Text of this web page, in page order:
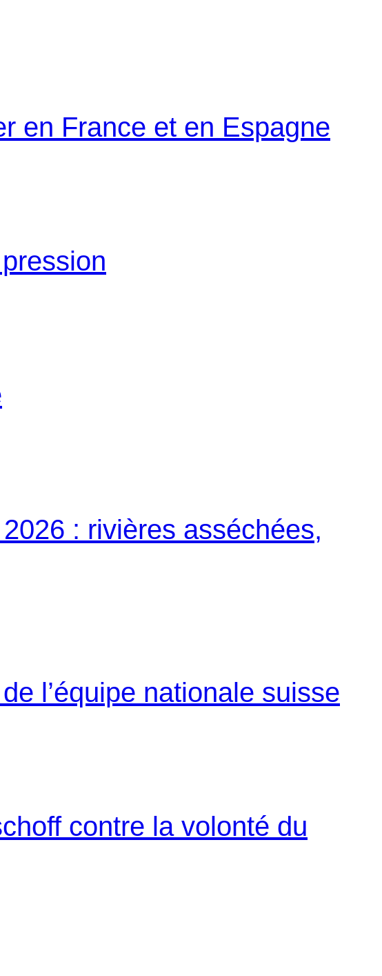
en France et en Espagne
: rivières asséchées,
l’équipe nationale suisse
contre la volonté du